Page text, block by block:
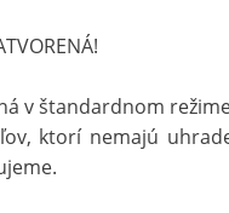
v štandardnom
ktorí nemajú